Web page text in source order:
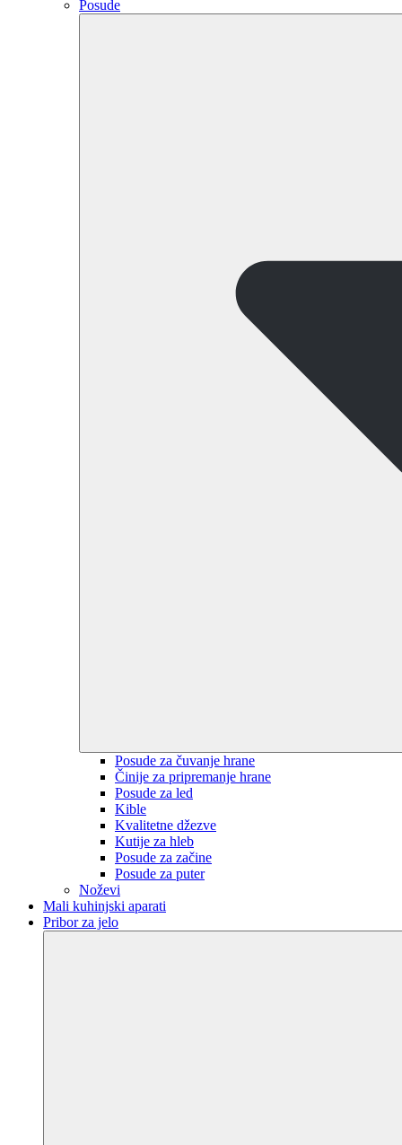
Posude
Posude za čuvanje hrane
Činije za pripremanje hrane
Posude za led
Kible
Kvalitetne džezve
Kutije za hleb
Posude za začine
Posude za puter
Noževi
Mali kuhinjski aparati
Pribor za jelo